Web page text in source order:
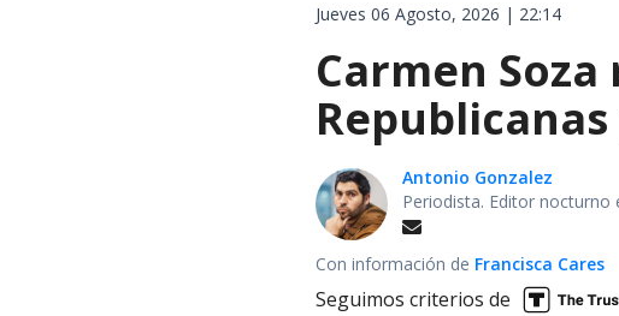
Jueves 06 Agosto, 2026 | 22:14
Carmen
Antonio Gonzalez
Periodista. Editor nocturno
Con información de Francisca Cares
Seguimos criterios de